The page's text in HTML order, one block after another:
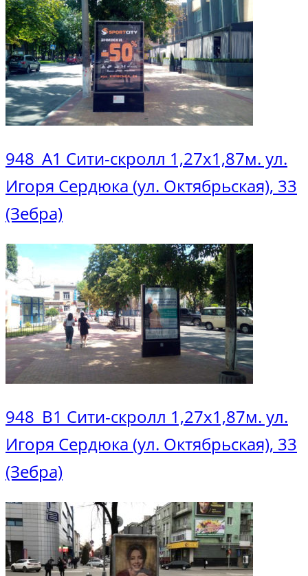
948_А1 Сити-скролл 1,27х1,87м. ул.
Игоря Сердюка (ул. Октябрьская), 33
(Зебра)
948_В1 Сити-скролл 1,27х1,87м. ул.
Игоря Сердюка (ул. Октябрьская), 33
(Зебра)